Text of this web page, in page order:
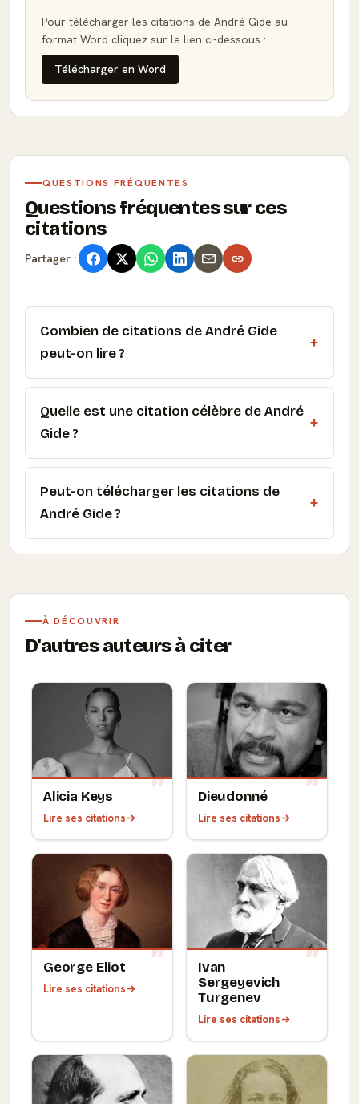
Pour télécharger les citations de André Gide au
format Word cliquez sur le lien ci-dessous :
Télécharger en Word
QUESTIONS FRÉQUENTES
Questions fréquentes sur ces
citations
Partager :
Combien de citations de André Gide
peut-on lire ?
Quelle est une citation célèbre de André
Gide ?
Peut-on télécharger les citations de
André Gide ?
À DÉCOUVRIR
D'autres auteurs à citer
Alicia Keys
Lire ses citations
Dieudonné
Lire ses citations
George Eliot
Lire ses citations
Ivan
Sergeyevich
Turgenev
Lire ses citations